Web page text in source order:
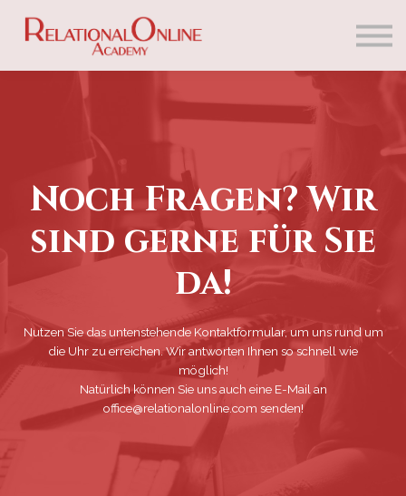
Kontakt
Noch Fragen? Wir
sind gerne für Sie
da!
Nutzen Sie das untenstehende Kontaktformular, um uns rund um
die Uhr zu erreichen. Wir antworten Ihnen so schnell wie
möglich!
Natürlich können Sie uns auch eine E-Mail an
office@relationalonline.com senden!